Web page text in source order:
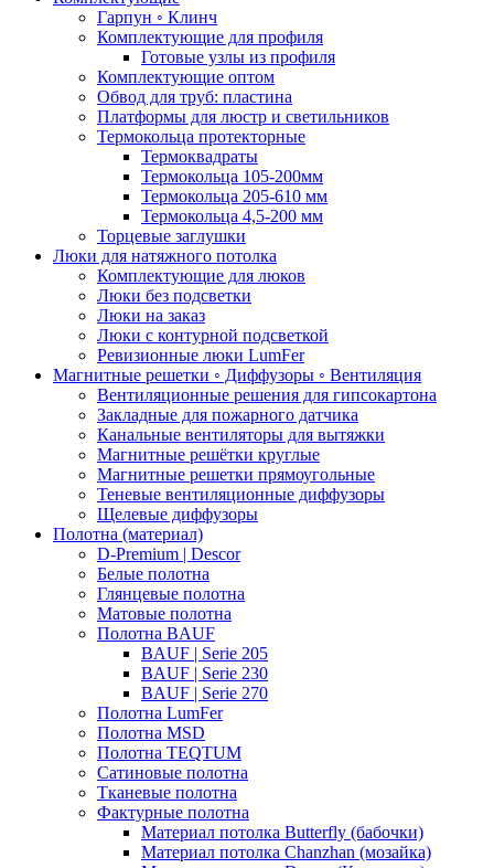
Гарпун ◦ Клинч
Комплектующие для профиля
Готовые узлы из профиля
Комплектующие оптом
Обвод для труб: пластина
Платформы для люстр и светильников
Термокольца протекторные
Термоквадраты
Термокольца 105-200мм
Термокольца 205-610 мм
Термокольца 4,5-200 мм
Торцевые заглушки
Люки для натяжного потолка
Комплектующие для люков
Люки без подсветки
Люки на заказ
Люки с контурной подсветкой
Ревизионные люки LumFer
Магнитные решетки ◦ Диффузоры ◦ Вентиляция
Вентиляционные решения для гипсокартона
Закладные для пожарного датчика
Канальные вентиляторы для вытяжки
Магнитные решётки круглые
Магнитные решетки прямоугольные
Теневые вентиляционные диффузоры
Щелевые диффузоры
Полотна (материал)
D-Premium | Descor
Белые полотна
Глянцевые полотна
Матовые полотна
Полотна BAUF
BAUF | Serie 205
BAUF | Serie 230
BAUF | Serie 270
Полотна LumFer
Полотна MSD
Полотна TEQTUM
Сатиновые полотна
Тканевые полотна
Фактурные полотна
Материал потолка Butterfly (бабочки)
Материал потолка Chanzhan (мозайка)